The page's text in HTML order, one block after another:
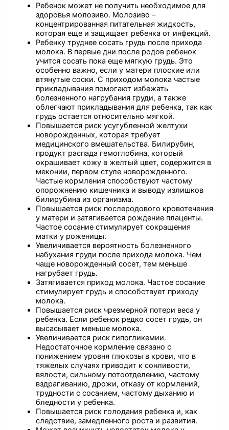
Ребенок может не получить необходимое для
здоровья молозиво. Молозиво –
концентрированная питательная жидкость,
которая еще и защищает ребенка от инфекций.
Ребенку труднее сосать грудь после прихода
молока. В первые дни после родов ребенок
учится сосать пока еще мягкую грудь. Это
особенно важно, если у матери плоские или
втянутые соски. С приходом молока частые
прикладывания помогают избежать
болезненного нагрубания груди, а также
облегчают прикладывания для ребенка, так как
грудь остается относительно мягкой.
Повышается риск усугубленной желтухи
новорожденных, которая требует
медицинского вмешательства. Билирубин,
продукт распада гемоглобина, который
окрашивает кожу в желтый цвет, содержится в
меконии, первом стуле новорожденного.
Частые кормления способствуют частому
опорожнению кишечника и выводу излишков
билирубина из организма.
Повышается риск послеродового кровотечения
у матери и затягивается рождение плаценты.
Частое сосание стимулирует сокращения
матки у роженицы.
Увеличивается вероятность болезненного
набухания груди после прихода молока. Чем
чаще новорожденный сосет, тем меньше
нагрубает грудь.
Затягивается приход молока. Частое сосание
стимулирует грудь и способствует приходу
молока.
Повышается риск чрезмерной потери веса у
ребенка. Если ребенок редко сосет грудь, он
высасывает меньше молока.
Увеличивается риск гипогликемии.
Недостаточное кормление связано с
понижением уровня глюкозы в крови, что в
тяжелых случаях приводит к сонливости,
вялости, сильному потоотделению, частому
вздрагиванию, дрожи, отказу от кормлений,
трудности с сосанием, частому дыханию и
бледности у ребенка.
Повышается риск голодания ребенка и, как
следствие, замедленного роста и развития.